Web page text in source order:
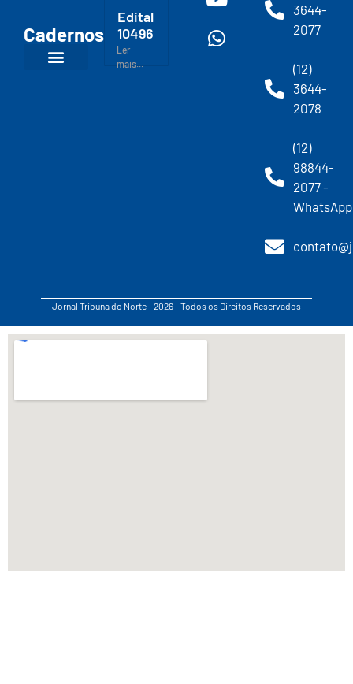
Cadernos
Edital
10496
Ler
mais...
3644-
2077
(12)
3644-
2078
(12)
98844-
2077 -
WhatsApp
Jornal Tribuna do Norte - 2026 - Todos os Direitos Reservados